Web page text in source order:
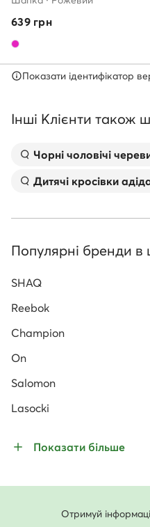
639грн
Показати ідентифікатор
Інші Клієнти також
Чорні чоловічі
Дитячі кросівки
Популярні бренди в
SHAQ
Reebok
Champion
On
Salomon
Lasocki
Показати більше
Отримуй